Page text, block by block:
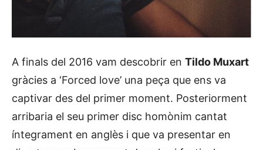
A finals del 2016 vam descobrir en Tildo Muxart
gràcies a ‘Forced love’ una peça que ens va
captivar des del primer moment. Posteriorment
arribaria el seu primer disc homònim cantat
íntegrament en anglès i que va presentar en